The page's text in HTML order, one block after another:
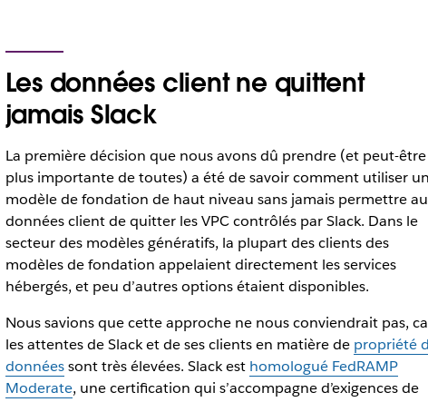
Les données client ne quittent
jamais Slack
La première décision que nous avons dû prendre (et peut-être
plus importante de toutes) a été de savoir comment utiliser un
modèle de fondation de haut niveau sans jamais permettre
données client de quitter les VPC contrôlés par Slack. Dans le
secteur des modèles génératifs, la plupart des clients des
modèles de fondation appelaient directement les services
hébergés, et peu d’autres options étaient disponibles.
Nous savions que cette approche ne nous conviendrait pas,
les attentes de Slack et de ses clients en matière de propriété
donnéessont très élevées. Slack est homologué FedRAMP
Moderate, une certification qui s’accompagne d’exigences de